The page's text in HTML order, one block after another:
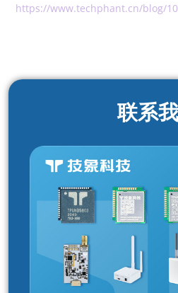
https://www.techphant.cn/blog/
联系